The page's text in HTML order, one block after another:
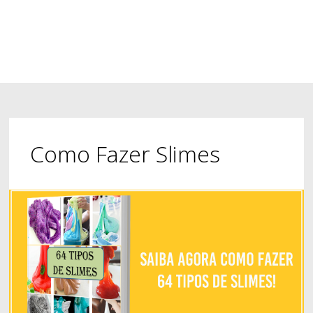
Como Fazer Slimes